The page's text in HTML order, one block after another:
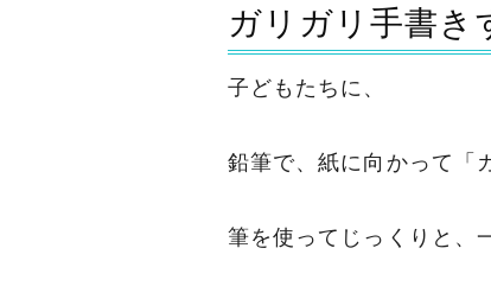
ガリガリ手書き
子どもたちに、
鉛筆で、紙に向かって「
筆を使ってじっくりと、